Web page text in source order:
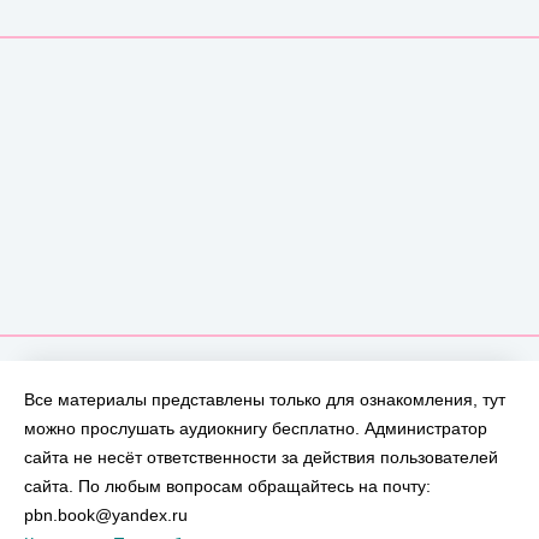
Все материалы представлены только для ознакомления, тут
можно прослушать аудиокнигу бесплатно. Администратор
сайта не несёт ответственности за действия пользователей
сайта. По любым вопросам обращайтесь на почту:
pbn.book@yandex.ru